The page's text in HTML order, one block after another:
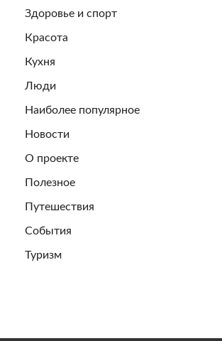
Здоровье и спорт
Красота
Кухня
Люди
Наиболее популярное
Новости
О проекте
Полезное
Путешествия
События
Туризм